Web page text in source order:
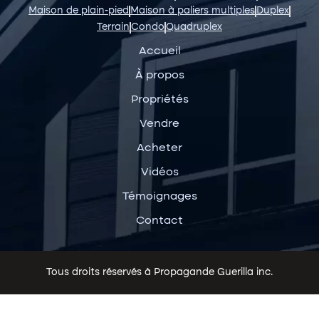
Maison de plain-pied Maison à paliers multiplesDuplex
Terrain CondoQuadruplex
Accueil
À propos
Propriétés
Vendre
Acheter
Vidéos
Témoignages
Contact
Tous droits réservés à Propagande Guerilla inc.